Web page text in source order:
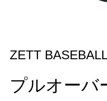
ZETT
プルオーバ